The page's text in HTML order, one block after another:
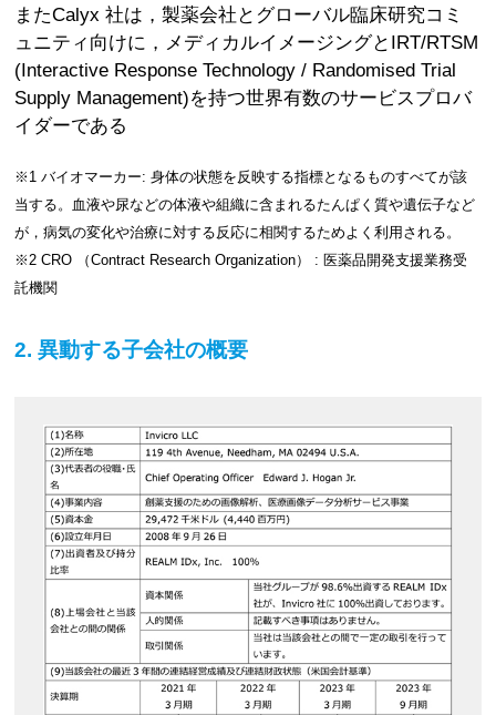
またCalyx 社は，製薬会社とグローバル臨床研究コミ
ュニティ向けに，メディカルイメージングとIRT/RTSM
(Interactive Response Technology / Randomised Trial
Supply Management)を持つ世界有数のサービスプロバ
イダーである
※1 バイオマーカー: 身体の状態を反映する指標となるものすべてが該
当する。血液や尿などの体液や組織に含まれるたんぱく質や遺伝子など
が，病気の変化や治療に対する反応に相関するためよく利用される。
※2 CRO （Contract Research Organization） : 医薬品開発支援業務受
託機関
2. 異動する子会社の概要